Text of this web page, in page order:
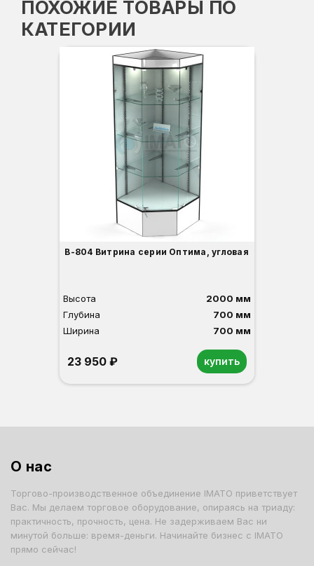
ПОХОЖИЕ ТОВАРЫ ПО
КАТЕГОРИИ
В-804 Витрина серии Оптима, угловая
Высота
2000 мм
Глубина
700 мм
Ширина
700 мм
23 950 ₽ купить
О нас
Торгово-производственное объединение IMATO приветствует
Вас. Мы делаем торговое оборудование, опираясь на триаду:
практичность, прочность, цена. Не задерживаем Вас ни
минутой больше: время-деньги. Начинайте бизнес с IMATO
прямо сейчас!